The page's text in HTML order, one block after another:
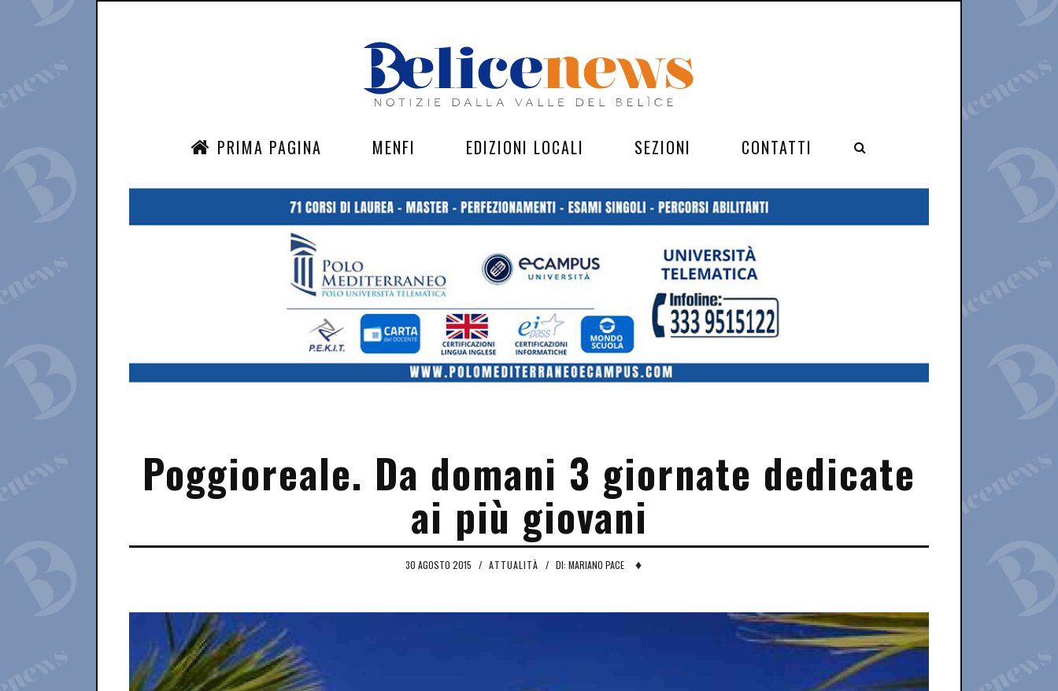
PRIMA PAGINA MENFI EDIZIONI LOCALI SEZIONI CONTATTI
Poggioreale. Da domani 3 giornate dedicate
ai più giovani
30 AGOSTO 2015 / ATTUALITÀ / DI: MARIANO PACE ♦